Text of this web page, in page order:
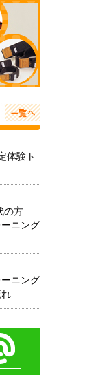
体験ト
の方
ニング
ニング